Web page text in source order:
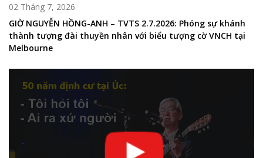
02 Tháng 7, 2026
GIỜ NGUYỄN HỒNG-ANH – TVTS 2.7.2026: Phóng sự khánh
thành tượng đài thuyền nhân với biểu tượng cờ VNCH tại
Melbourne